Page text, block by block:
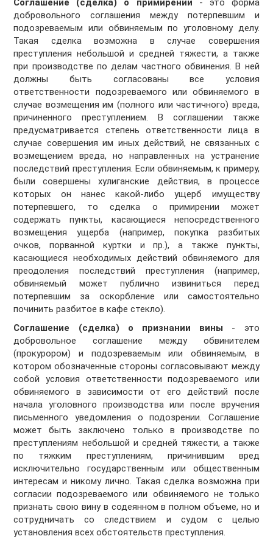
Соглашение (сделка) о примирении - это форма
добровольного соглашения между потерпевшим и
подозреваемым или обвиняемым по уголовному делу.
Такая сделка возможна в случае совершения
преступления небольшой и средней тяжести, а также
при производстве по делам частного обвинения. В ней
должны быть согласованы все условия
ответственности подозреваемого или обвиняемого в
случае возмещения им (полного или частичного) вреда,
причиненного преступлением. В соглашении также
предусматривается степень ответственности лица в
случае совершения им иных действий, не связанных с
возмещением вреда, но направленных на устранение
последствий преступления. Если обвиняемым, к примеру,
были совершены хулиганские действия, в процессе
которых он нанес какой-либо ущерб имуществу
потерпевшего, то сделка о примирении может
содержать пункты, касающиеся непосредственного
возмещения ущерба (например, покупка разбитых
очков, порванной куртки и пр.), а также пункты,
касающиеся необходимых действий обвиняемого для
преодоления последствий преступления (например,
обвиняемый может публично извиниться перед
потерпевшим за оскорбление или самостоятельно
починить разбитое в кафе стекло).
Соглашение (сделка) о признании вины - это
добровольное соглашение между обвинителем
(прокурором) и подозреваемым или обвиняемым, в
котором обозначенные стороны согласовывают между
собой условия ответственности подозреваемого или
обвиняемого в зависимости от его действий после
начала уголовного производства или после вручения
письменного уведомления о подозрении. Соглашение
может быть заключено только в производстве по
преступлениям небольшой и средней тяжести, а также
по тяжким преступлениям, причинившим вред
исключительно государственным или общественным
интересам и никому лично. Такая сделка возможна при
согласии подозреваемого или обвиняемого не только
признать свою вину в содеянном в полном объеме, но и
сотрудничать со следствием и судом с целью
установления всех обстоятельств преступления.